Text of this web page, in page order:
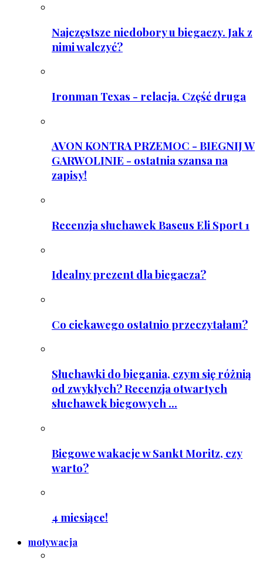
Najczęstsze niedobory u biegaczy. Jak z
nimi walczyć?
Ironman Texas - relacja. Część druga
AVON KONTRA PRZEMOC - BIEGNIJ W
GARWOLINIE - ostatnia szansa na
zapisy!
Recenzja słuchawek Baseus Eli Sport 1
Idealny prezent dla biegacza?
Co ciekawego ostatnio przeczytałam?
Słuchawki do biegania, czym się różnią
od zwykłych? Recenzja otwartych
słuchawek biegowych ...
Biegowe wakacje w Sankt Moritz, czy
warto?
4 miesiące!
motywacja